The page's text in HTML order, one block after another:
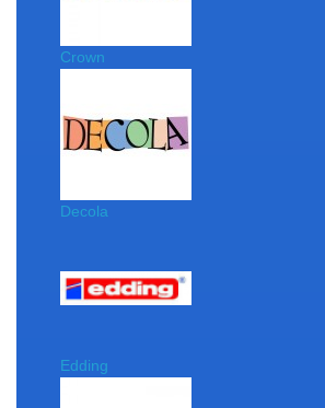
Crown
Decola
Edding